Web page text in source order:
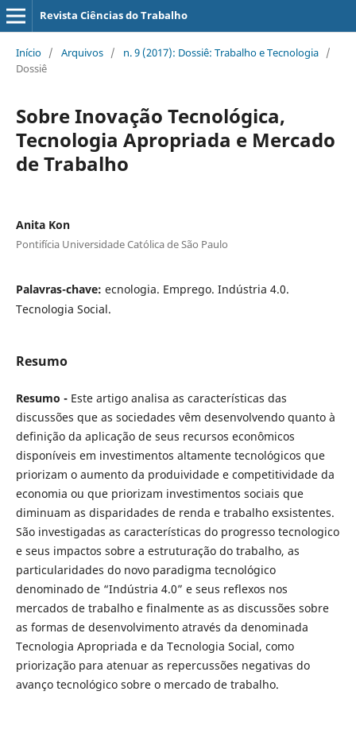
Revista Ciências do Trabalho
Início / Arquivos / n. 9 (2017): Dossiê: Trabalho e Tecnologia /
Dossiê
Sobre Inovação Tecnológica,
Tecnologia Apropriada e Mercado
de Trabalho
Anita Kon
Pontifícia Universidade Católica de São Paulo
Palavras-chave: ecnologia. Emprego. Indústria 4.0.
Tecnologia Social.
Resumo
Resumo - Este artigo analisa as características das
discussões que as sociedades vêm desenvolvendo quanto à
definição da aplicação de seus recursos econômicos
disponíveis em investimentos altamente tecnológicos que
priorizam o aumento da produividade e competitividade da
economia ou que priorizam investimentos sociais que
diminuam as disparidades de renda e trabalho exsistentes.
São investigadas as características do progresso tecnologico
e seus impactos sobre a estruturação do trabalho, as
particularidades do novo paradigma tecnológico
denominado de “Indústria 4.0” e seus reflexos nos
mercados de trabalho e finalmente as as discussões sobre
as formas de desenvolvimento através da denominada
Tecnologia Apropriada e da Tecnologia Social, como
priorização para atenuar as repercussões negativas do
avanço tecnológico sobre o mercado de trabalho.